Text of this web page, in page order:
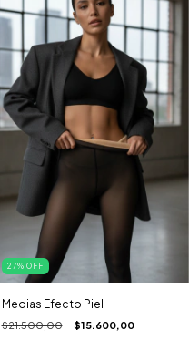
27% OFF
Medias Efecto Piel
$21.500,00 $15.600,00